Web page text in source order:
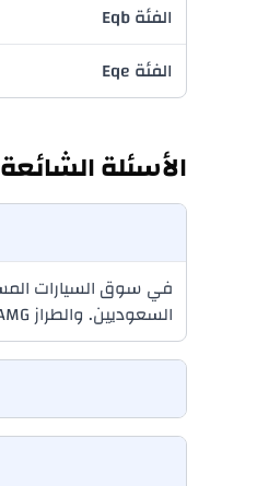
الفئة Eqb
الفئة Eqe
الأسئلة الشائعة
السعوديين. والطراز G 63 AMG تحديداً من أكثر السيارات المطلوبة، وكثيراً ما يُباع مستعملاً بسعر قريب جداً من سعره الأصلي إذا كانت حالته جيدة.